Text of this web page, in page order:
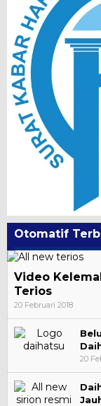
Otomatif
Video
Terios
20 Februari 2018
20